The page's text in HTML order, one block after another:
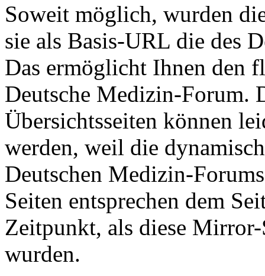
Soweit möglich, wurden
sie als Basis-URL die des
Das ermöglicht Ihnen den
Deutsche Medizin-Forum.
Übersichtsseiten können
werden, weil die
Deutschen Medizin-
Seiten entsprechen dem
Zeitpunkt, als diese
wurden.